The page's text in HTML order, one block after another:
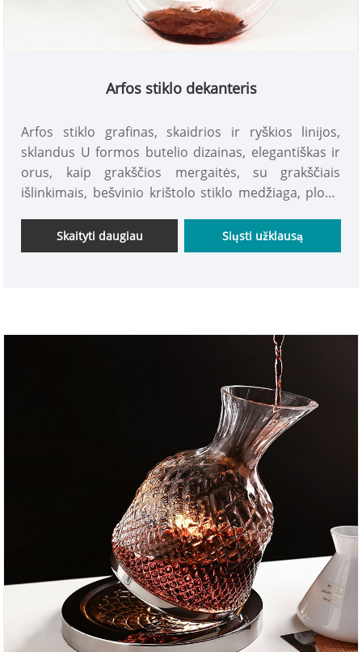
Arfos stiklo dekanteris
Arfos stiklo grafinas, skaidrios ir ryškios linijos,
sklandus U formos butelio dizainas, elegantiškas ir
orus, kaip grakščios mergaitės, su grakščiais
išlinkimais, bešvinio krištolo stiklo medžiaga, plona
vyno spalvos žavesį. šviesa ir šešėlis. Lieknas
snapelis turi unikalų snapelio dizainą, ploną snapelį
mažos – minkštiau ir subtiliau. INTOWALK stiklo
namų gaminių elektroninės prekybos platformos
Skaityti daugiau Siųsti užklausą